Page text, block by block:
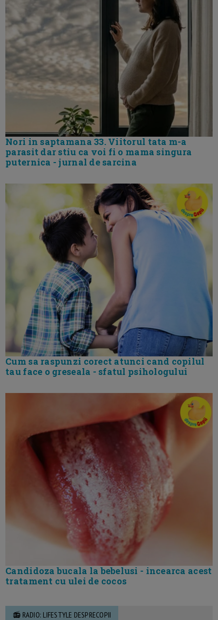
Nori in saptamana 33. Viitorul tata m-a
parasit dar stiu ca voi fi o mama singura
puternica - jurnal de sarcina
Cum sa raspunzi corect atunci cand copilul
tau face o greseala - sfatul psihologului
Candidoza bucala la bebelusi - incearca acest
tratament cu ulei de cocos
📻 RADIO: LIFESTYLE DESPRECOPII